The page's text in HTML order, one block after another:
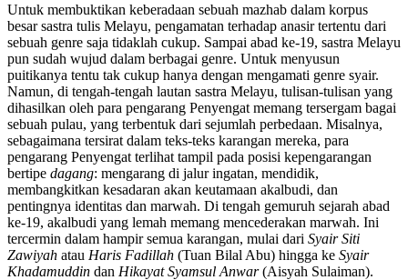
Untuk membuktikan keberadaan sebuah mazhab dalam korpus
besar sastra tulis Melayu, pengamatan terhadap anasir tertentu dari
sebuah genre saja tidaklah cukup. Sampai abad ke-19, sastra Melayu
pun sudah wujud dalam berbagai genre. Untuk menyusun
puitikanya tentu tak cukup hanya dengan mengamati genre syair.
Namun, di tengah-tengah lautan sastra Melayu, tulisan-tulisan yang
dihasilkan oleh para pengarang Penyengat memang tersergam bagai
sebuah pulau, yang terbentuk dari sejumlah perbedaan. Misalnya,
sebagaimana tersirat dalam teks-teks karangan mereka, para
pengarang Penyengat terlihat tampil pada posisi kepengarangan
bertipe dagang: mengarang di jalur ingatan, mendidik,
membangkitkan kesadaran akan keutamaan akalbudi, dan
pentingnya identitas dan marwah. Di tengah gemuruh sejarah abad
ke-19, akalbudi yang lemah memang mencederakan marwah. Ini
tercermin dalam hampir semua karangan, mulai dari Syair Siti
Zawiyah atau Haris Fadillah (Tuan Bilal Abu) hingga ke Syair
Khadamuddin dan Hikayat Syamsul Anwar(Aisyah Sulaiman).